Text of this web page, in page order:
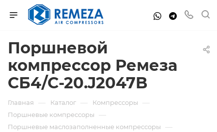
Поршневой
компрессор Ремеза
СБ4/С-20.J2047B
Главная — Каталог — Компрессоры —
Поршневые компрессоры —
Поршневые маслозаполненные компрессоры —